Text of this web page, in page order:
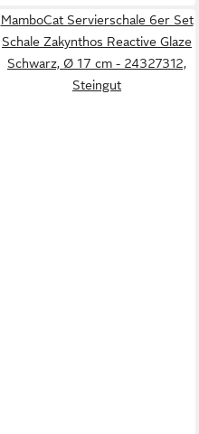
MamboCat Servierschale 6er Set
Schale Zakynthos Reactive Glaze
Schwarz, Ø 17 cm - 24327312,
Steingut